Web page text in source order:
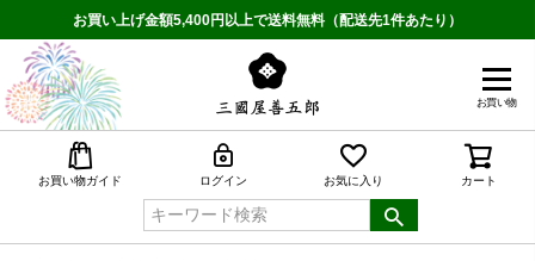
お買い上げ金額5,400円以上で送料無料（配送先1件あたり）
お買い物
お買い物ガイド ログイン お気に入り カート